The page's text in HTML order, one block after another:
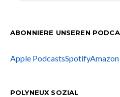
ABONNIERE UNSEREN
Apple PodcastsSpotify
POLYNEUX SOZIAL